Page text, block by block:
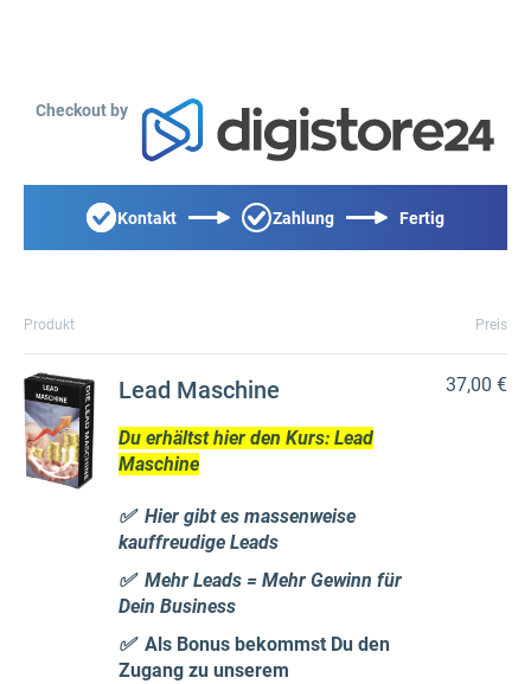
Checkout by
Kontakt Zahlung Fertig
Produkt Preis
Lead Maschine
Du erhältst hier den Kurs: Lead
Maschine
✅ Hier gibt es massenweise
kauffreudige Leads
✅ Mehr Leads = Mehr Gewinn für
Dein Business
✅ Als Bonus bekommst Du den
Zugang zu unserem
37,00 €